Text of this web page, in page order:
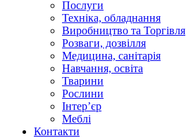
Послуги
Техніка, обладнання
Виробництво та Торгівля
Розваги, дозвілля
Медицина, санітарія
Навчання, освіта
Тварини
Рослини
Інтер’єр
Меблі
Контакти